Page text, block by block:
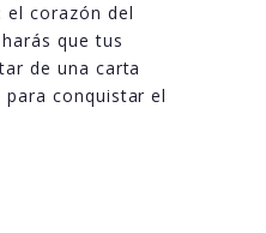
el corazón del
que tus
de una carta
conquistar el